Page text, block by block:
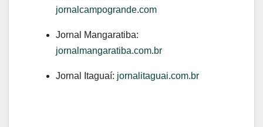
jornalcampogrande.com
Jornal Mangaratiba:
jornalmangaratiba.com.br
Jornal Itaguaí: jornalitaguai.com.br